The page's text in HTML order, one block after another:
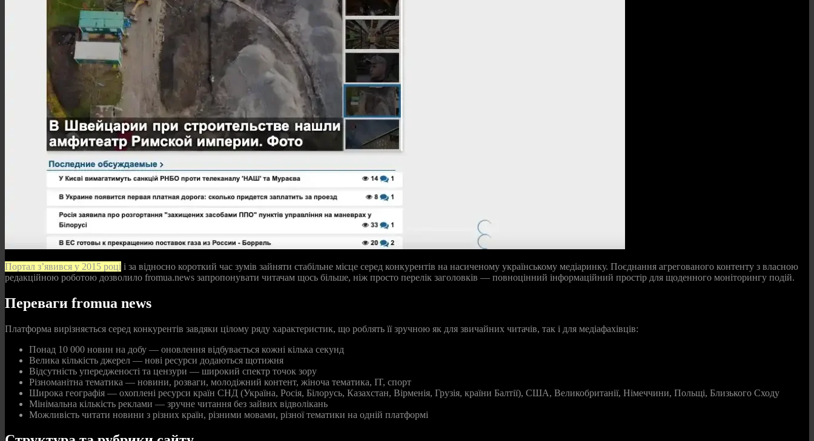
Портал з’явився у 2015 році і за відносно короткий час зумів зайняти стабільне місце серед конкурентів на насиченому українському медіаринку. Поєднання агрегованого контенту з власною
редакційною роботою дозволило fromua.news запропонувати читачам щось більше, ніж просто перелік заголовків — повноцінний інформаційний простір для щоденного моніторингу подій.
Переваги fromua news
Платформа вирізняється серед конкурентів завдяки цілому ряду характеристик, що роблять її зручною як для звичайних читачів, так і для медіафахівців:
Понад 10 000 новин на добу — оновлення відбувається кожні кілька секунд
Велика кількість джерел — нові ресурси додаються щотижня
Відсутність упередженості та цензури — широкий спектр точок зору
Різноманітна тематика — новини, розваги, молодіжний контент, жіноча тематика, IT, спорт
Широка географія — охоплені ресурси країн СНД (Україна, Росія, Білорусь, Казахстан, Вірменія, Грузія, країни Балтії), США, Великобританії, Німеччини, Польщі, Близького Сходу
Мінімальна кількість реклами — зручне читання без зайвих відволікань
Можливість читати новини з різних країн, різними мовами, різної тематики на одній платформі